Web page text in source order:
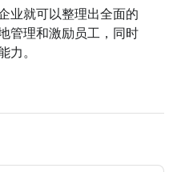
业就可以整理出全面的
管理和激励员工，同时
力。